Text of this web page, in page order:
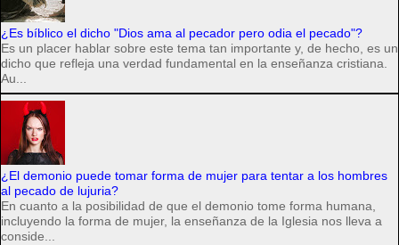
¿Es bíblico el dicho "Dios ama al pecador pero odia el pecado"?
Es un placer hablar sobre este tema tan importante y, de hecho, es un
dicho que refleja una verdad fundamental en la enseñanza cristiana.
Au...
¿El demonio puede tomar forma de mujer para tentar a los hombres
al pecado de lujuria?
En cuanto a la posibilidad de que el demonio tome forma humana,
incluyendo la forma de mujer, la enseñanza de la Iglesia nos lleva a
conside...